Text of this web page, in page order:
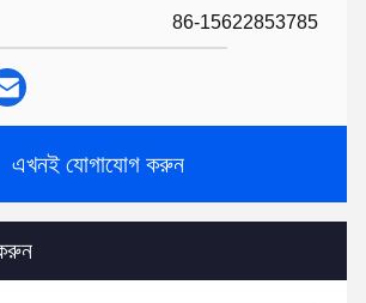
86-15622853785
এখনই যোগাযোগ করুন